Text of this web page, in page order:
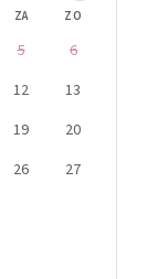
ZA ZO
5
6
12
13
19
20
26
27